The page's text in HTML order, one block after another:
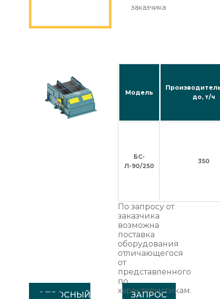
заказчика
Модель
до, т/ч
БС-
Л-90/250
350
По запросу от
заказчика
возможна
поставка
оборудования
отличающегося
от
представленного
по
характеристикам.
ОПРОСНЫЙ
ЗАПРОС